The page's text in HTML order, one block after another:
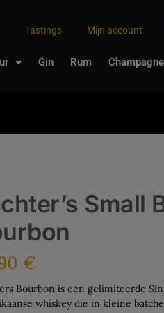
Tastings Mijn account
Gin Rum Champagne
Small
€
Bourbon is een gelimiteerde
whiskey die in kleine